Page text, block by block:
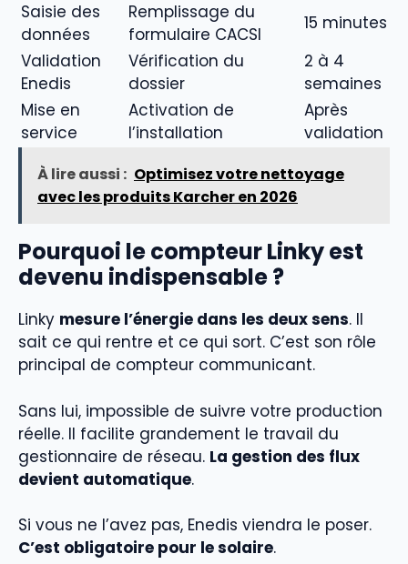
Saisie des
données
Remplissage du
formulaire CACSI
15 minutes
Validation
Enedis
Vérification du
dossier
2 à 4
semaines
Mise en
service
Activation de
l’installation
Après
validation
À lire aussi : Optimisez votre nettoyage
avec les produits Karcher en 2026
Pourquoi le compteur Linky est
devenu indispensable ?
Linky mesure l’énergie dans les deux sens. Il
sait ce qui rentre et ce qui sort. C’est son rôle
principal de compteur communicant.
Sans lui, impossible de suivre votre production
réelle. Il facilite grandement le travail du
gestionnaire de réseau. La gestion des flux
devient automatique.
Si vous ne l’avez pas, Enedis viendra le poser.
C’est obligatoire pour le solaire.